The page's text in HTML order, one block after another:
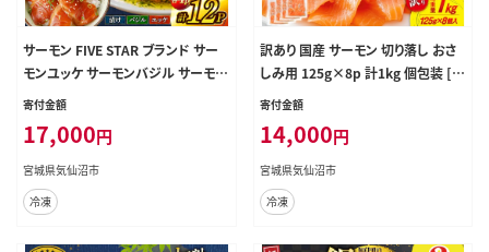
サーモン FIVE STAR ブランド サー
モンユッケ サーモンバジル サーモン
漬け 3種 セット 計12パック [カネダ
魚介類 サーモン サーモントラウト 鮭
さけ サーモン ユッケ バジル 漬け さ
け サケ トラウト 海鮮 丼 海鮮丼 個
包装 小分け 冷凍
寄付金額
17,000円
宮城県気仙沼市
冷凍
訳あり 国産 サーモン 切り落し おさ
しみ用 125g×8p 計1kg 個包装 [足
利本店 宮城県 気仙沼市 2056563
お刺し身 刺し身 国産銀鮭 冷凍 訳ア
リ 訳アリ 真空パック
寄付金額
14,000円
宮城県気仙沼市
冷凍